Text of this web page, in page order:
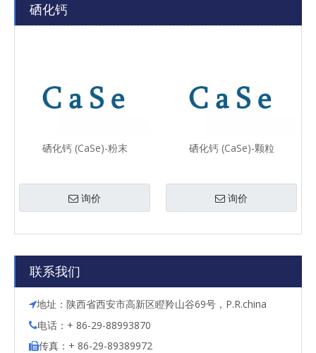
硒化钙
硒化钙 (CaSe)-粉末
询价
硒化钙 (CaSe)-颗粒
询价
联系我们
地址：陕西省西安市高新区瞪羚山谷69号，P.R.china
电话：+ 86-29-88993870
传真：+ 86-29-89389972